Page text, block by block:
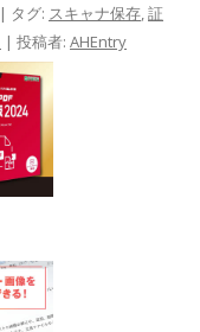
| タグ: スキャナ保存,証
| 投稿者: AHEntry